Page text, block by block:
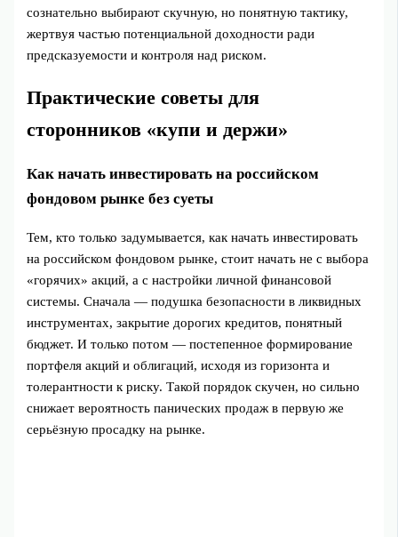
сознательно выбирают скучную, но понятную тактику,
жертвуя частью потенциальной доходности ради
предсказуемости и контроля над риском.
Практические советы для
сторонников «купи и держи»
Как начать инвестировать на российском
фондовом рынке без суеты
Тем, кто только задумывается, как начать инвестировать
на российском фондовом рынке, стоит начать не с выбора
«горячих» акций, а с настройки личной финансовой
системы. Сначала — подушка безопасности в ликвидных
инструментах, закрытие дорогих кредитов, понятный
бюджет. И только потом — постепенное формирование
портфеля акций и облигаций, исходя из горизонта и
толерантности к риску. Такой порядок скучен, но сильно
снижает вероятность панических продаж в первую же
серьёзную просадку на рынке.